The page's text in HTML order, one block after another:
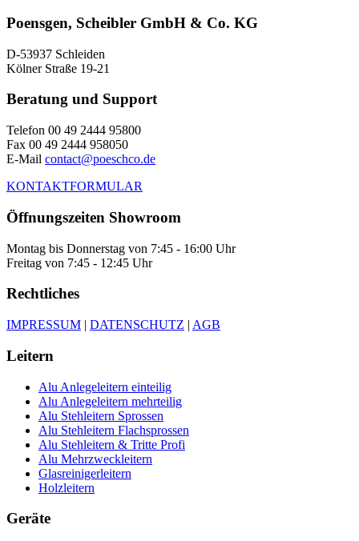
Poensgen, Scheibler GmbH & Co. KG
D-53937 Schleiden
Kölner Straße 19-21
Beratung und Support
Telefon 00 49 2444 95800
Fax 00 49 2444 958050
E-Mail contact@poeschco.de
KONTAKTFORMULAR
Öffnungszeiten Showroom
Montag bis Donnerstag von 7:45 - 16:00 Uhr
Freitag von 7:45 - 12:45 Uhr
Rechtliches
IMPRESSUM | DATENSCHUTZ | AGB
Leitern
Alu Anlegeleitern einteilig
Alu Anlegeleitern mehrteilig
Alu Stehleitern Sprossen
Alu Stehleitern Flachsprossen
Alu Stehleitern & Tritte Profi
Alu Mehrzweckleitern
Glasreinigerleitern
Holzleitern
Geräte